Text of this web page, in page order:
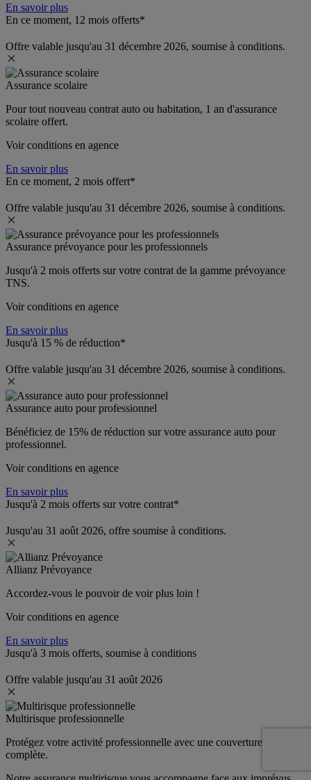
En savoir plus
En ce moment, 12 mois offerts*
Offre valable jusqu'au 31 décembre 2026, soumise à conditions.
Assurance scolaire
Pour tout nouveau contrat auto ou habitation, 1 an d'assurance
scolaire offert.
Voir conditions en agence
En savoir plus
En ce moment, 2 mois offert*
Offre valable jusqu'au 31 décembre 2026, soumise à conditions.
Assurance prévoyance pour les professionnels
Jusqu'à 2 mois offerts sur votre contrat de la gamme prévoyance
TNS.
Voir conditions en agence
En savoir plus
Jusqu'à 15 % de réduction*
Offre valable jusqu'au 31 décembre 2026, soumise à conditions.
Assurance auto pour professionnel
Bénéficiez de 15% de réduction sur votre assurance auto pour
professionnel.
Voir conditions en agence
En savoir plus
Jusqu'à 2 mois offerts sur votre contrat*
Jusqu'au 31 août 2026, offre soumise à conditions.
Allianz Prévoyance
Accordez-vous le pouvoir de voir plus loin !
Voir conditions en agence
En savoir plus
Jusqu'à 3 mois offerts, soumise à conditions
Offre valable jusqu'au 31 août 2026
Multirisque professionnelle
Protégez votre activité professionnelle avec une couverture
complète.